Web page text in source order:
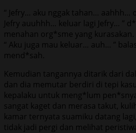
“ Jefry… aku nggak tahan… aahhh…
Jefry auuhhh… keluar lagi Jefry… ”
menahan org*sme yang kurasakan.
“ Aku juga mau keluar… auh… ”
mend*sah.
Kemudian tangannya ditarik dari
dan dia memutar berdiri di tepi
kepalaku untuk meng*lum
sangat kaget dan merasa takut,
kamar ternyata suamiku datang
tidak jadi pergi dan melihat